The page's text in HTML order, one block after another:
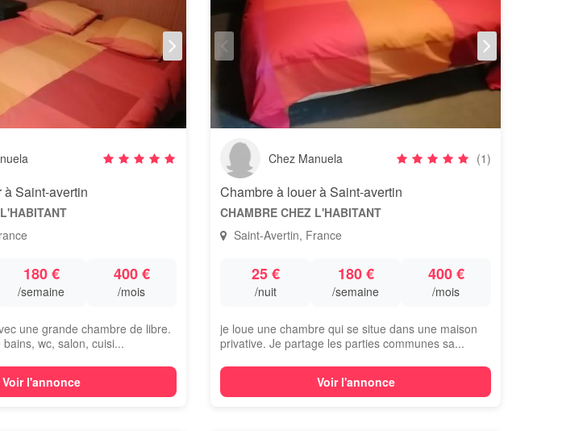
Saint-avertin
180 €
/semaine
400 €
/mois
une grande chambre de libre.
wc, salon, cuisi...
Voir l'annonce
Chez Manuela (1)
Chambre à louer à Saint-avertin
CHAMBRE CHEZ L'HABITANT
Saint-Avertin, France
25 €
/nuit
180 €
/semaine
400 €
/mois
je loue une chambre qui se situe dans une maison
privative. Je partage les parties communes sa...
Voir l'annonce